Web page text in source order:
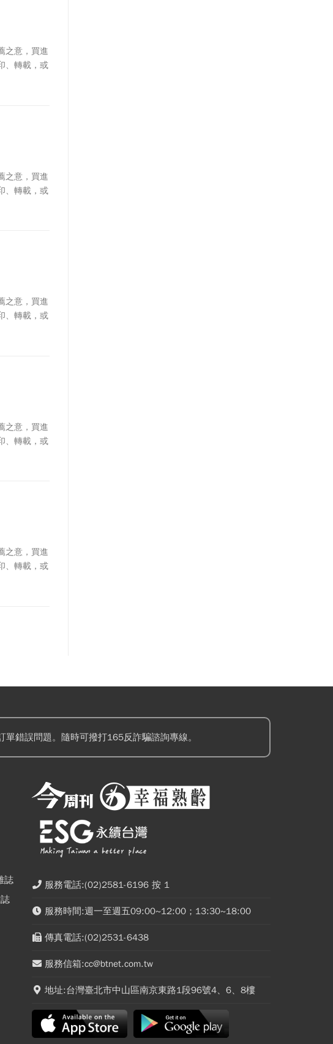
之意，買進
、轉載，或
之意，買進
、轉載，或
之意，買進
、轉載，或
之意，買進
、轉載，或
之意，買進
、轉載，或
單錯誤問題。隨時可撥打165反詐騙諮詢專線。
誌
服務電話:(02)2581-6196 按 1
服務時間:週一至週五09:00~12:00；13:30~18:00
傳真電話:(02)2531-6438
服務信箱:cc@btnet.com.tw
地址:台灣臺北市中山區南京東路1段96號4、6、8樓